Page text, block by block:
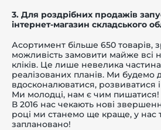
3. Для роздрібних продажів
інтернет-магазин складського
Асортимент більше 650 товарів,
можливість замовити майже всі
кліків. Це лише невелика
реалізованих планів. Ми будемо
вдосконалюватися, розвиватися і
Ми молодці, нам є чим пишатися!
В 2016 нас чекають нові
році ми станемо ще краще, у нас
заплановано!